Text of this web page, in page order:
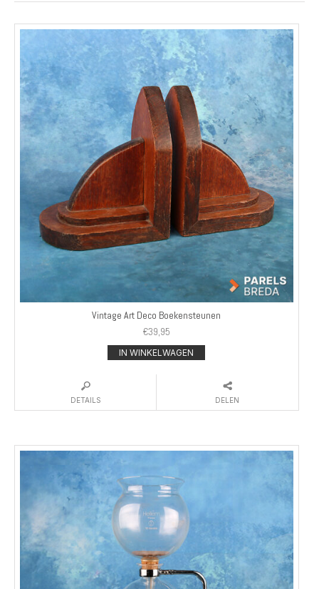
Vintage Art Deco Boekensteunen
€39,95
IN WINKELWAGEN
DETAILS DELEN